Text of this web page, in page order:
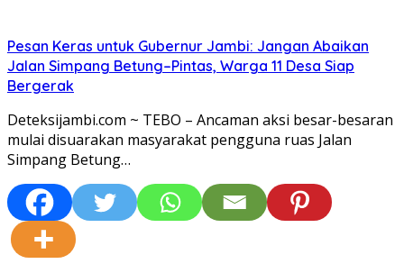
Pesan Keras untuk Gubernur Jambi: Jangan Abaikan
Jalan Simpang Betung–Pintas, Warga 11 Desa Siap
Bergerak
Deteksijambi.com ~ TEBO – Ancaman aksi besar-besaran
mulai disuarakan masyarakat pengguna ruas Jalan
Simpang Betung…